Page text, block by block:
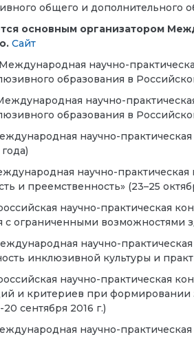
общего и дополнительного
основным организатором
Сайт
научно-
образования в
научно-
образования в
научно-
научно-
и преемственность» (23–25
научно-практическая
ограниченными возможностями
научно-
инклюзивной культуры и
научно-практическая
и критериев при формировании
сентября 2016 г.)
научно-